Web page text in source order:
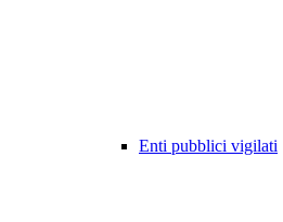
Enti pubblici vigilati